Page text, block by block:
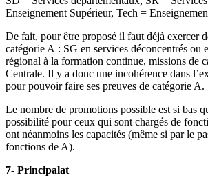
Enseignement Supérieur, Tech =
De fait, pour être proposé il faut déjà exercer
catégorie A : SG en services déconcentrés ou
régional à la formation continue, missions de
Centrale. Il y a donc une incohérence dans
pour pouvoir faire ses preuves de catégorie A.
Le nombre de promotions possible est si bas
possibilité pour ceux qui sont chargés de
ont néanmoins les capacités (même si par le
fonctions de A).
7- Principalat